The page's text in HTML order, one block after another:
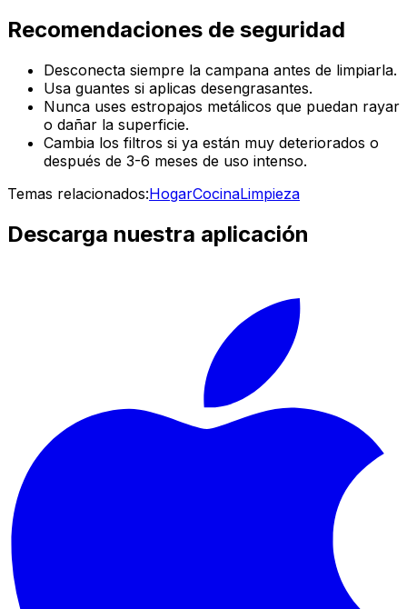
Recomendaciones de seguridad
Desconecta siempre la campana antes de limpiarla.
Usa guantes si aplicas desengrasantes.
Nunca uses estropajos metálicos que puedan rayar
o dañar la superficie.
Cambia los filtros si ya están muy deteriorados o
después de 3-6 meses de uso intenso.
Temas relacionados:HogarCocinaLimpieza
Descarga nuestra aplicación